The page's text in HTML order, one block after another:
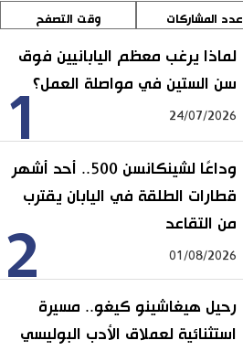
عدد المشاركات وقت التصفح
1
لماذا يرغب معظم اليابانيين فوق
سن الستين في مواصلة العمل؟
24/07/2026
2
وداعًا لشينكانسن 500.. أحد أشهر
قطارات الطلقة في اليابان يقترب
من التقاعد
01/08/2026
رحيل هيغاشينو كيغو.. مسيرة
استثنائية لعملاق الأدب البوليسي